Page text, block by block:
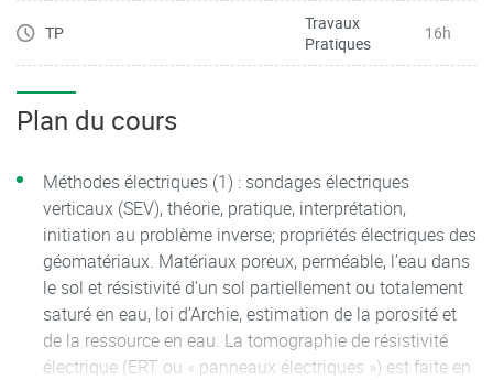
TP
Travaux
Pratiques
16h
Plan du cours
Méthodes électriques (1) : sondages électriques
verticaux (SEV), théorie, pratique, interprétation,
initiation au problème inverse; propriétés électriques des
géomatériaux. Matériaux poreux, perméable, l’eau dans
le sol et résistivité d’un sol partiellement ou totalement
saturé en eau, loi d’Archie, estimation de la porosité et
de la ressource en eau. La tomographie de résistivité
électrique (ERT ou « panneaux électriques ») est faite en